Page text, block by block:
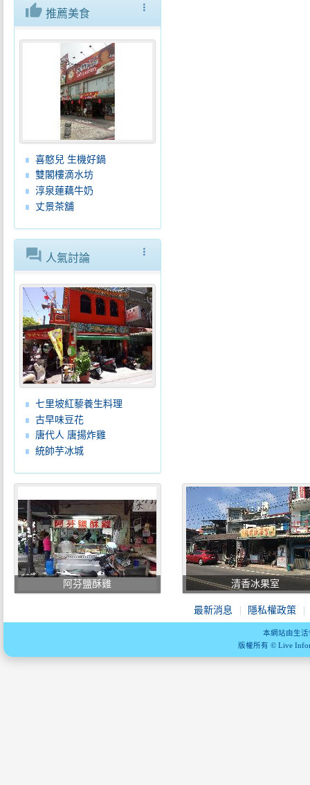
more_vert
thumb_up 推薦美食
喜憨兒 生機好鍋
雙閣樓滴水坊
淳泉蓮藕牛奶
丈景茶舖
more_vert
forum 人氣討論
七里坡紅藜養生料理
古早味豆花
唐代人 唐揚炸雞
統帥芋冰城
阿芬鹽酥雞 清香冰果室
最新消息 隱私權政策
本網站由生
版權所有 © Live